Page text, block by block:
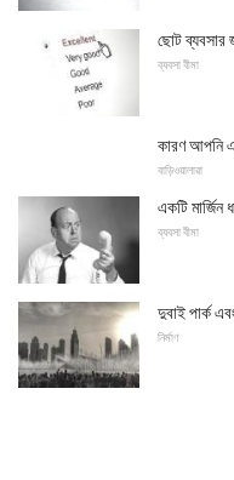
ছোট ব্যবসার
ব্যবসা বীমা
কারণ আপনি
বাড়িওয়ালারা
একটি মার্জিন
ব্যবসা বীমা
দুবাই পার্ক
নির্মাণ